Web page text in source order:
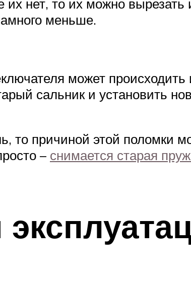
нет, то их можно вырезать
меньше.
может происходить
сальник и установить
то причиной этой поломки
– снимается старая